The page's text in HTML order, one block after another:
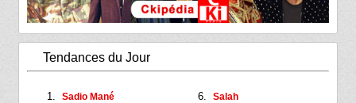
Tendances du Jour
Sadio Mané
Salah